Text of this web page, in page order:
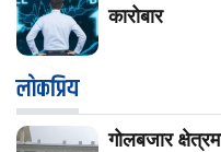
कारोबार
लाेकप्रिय
गोलबजार